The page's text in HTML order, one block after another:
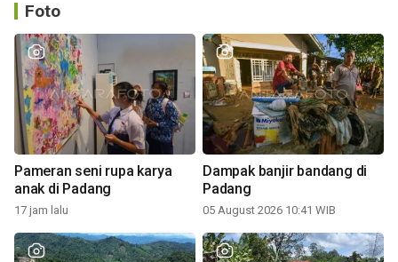
Foto
Pameran seni rupa karya
anak di Padang
17 jam lalu
Dampak banjir bandang di
Padang
05 August 2026 10:41 WIB